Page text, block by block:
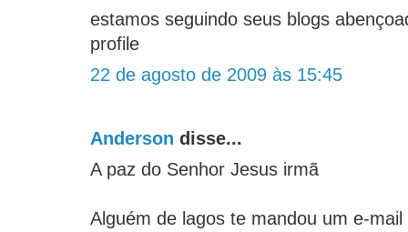
estamos seguindo seus blogs
profile
22 de agosto de 2009 às 15:45
Anderson disse...
A paz do Senhor Jesus irmã
Alguém de lagos te mandou um e-